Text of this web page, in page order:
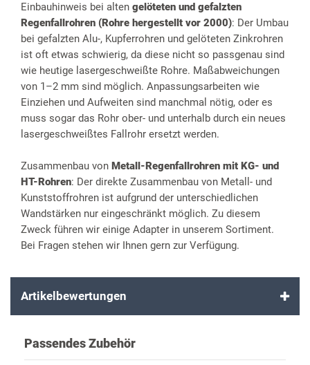
Einbauhinweis bei alten gelöteten und gefalzten
Regenfallrohren (Rohre hergestellt vor 2000): Der Umbau
bei gefalzten Alu-, Kupferrohren und gelöteten Zinkrohren
ist oft etwas schwierig, da diese nicht so passgenau sind
wie heutige lasergeschweißte Rohre. Maßabweichungen
von 1–2 mm sind möglich. Anpassungsarbeiten wie
Einziehen und Aufweiten sind manchmal nötig, oder es
muss sogar das Rohr ober- und unterhalb durch ein neues
lasergeschweißtes Fallrohr ersetzt werden.
Zusammenbau von Metall-Regenfallrohren mit KG- und
HT-Rohren: Der direkte Zusammenbau von Metall- und
Kunststoffrohren ist aufgrund der unterschiedlichen
Wandstärken nur eingeschränkt möglich. Zu diesem
Zweck führen wir einige Adapter in unserem Sortiment.
Bei Fragen stehen wir Ihnen gern zur Verfügung.
Artikelbewertungen
Passendes Zubehör